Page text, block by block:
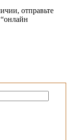
отправьте